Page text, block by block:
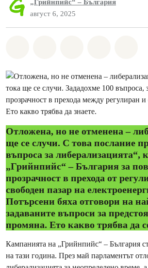
„Грийнпийс“ – България
август 6, 2025
Отложена, но не отменена –
ще се случи. С това послание
въпроса за либерализацията“,
„Грийнпийс“ – България за
прозрачност в прехода от
свободен пазар на
Потърсени бяха отговори на
задаваните въпроси за
промяна. Ето какво трябва да
Кампанията на „Грийнпийс“ – България
на тази година. През май парламентът